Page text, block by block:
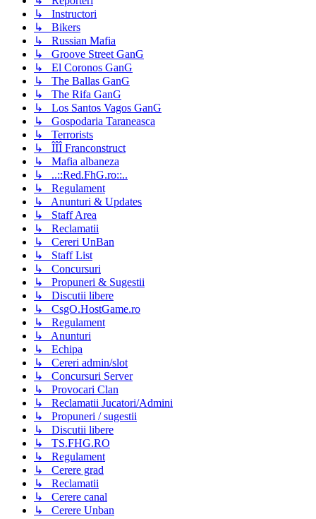
↳ Instructori
↳ Bikers
↳ Russian Mafia
↳ Groove Street GanG
↳ El Coronos GanG
↳ The Ballas GanG
↳ The Rifa GanG
↳ Los Santos Vagos GanG
↳ Gospodaria Taraneasca
↳ Terrorists
↳ ÎÎÎ Franconstruct
↳ Mafia albaneza
↳ ..::Red.FhG.ro::..
↳ Regulament
↳ Anunturi & Updates
↳ Staff Area
↳ Reclamatii
↳ Cereri UnBan
↳ Staff List
↳ Concursuri
↳ Propuneri & Sugestii
↳ Discutii libere
↳ CsgO.HostGame.ro
↳ Regulament
↳ Anunturi
↳ Echipa
↳ Cereri admin/slot
↳ Concursuri Server
↳ Provocari Clan
↳ Reclamatii Jucatori/Admini
↳ Propuneri / sugestii
↳ Discutii libere
↳ TS.FHG.RO
↳ Regulament
↳ Cerere grad
↳ Reclamatii
↳ Cerere canal
↳ Cerere Unban